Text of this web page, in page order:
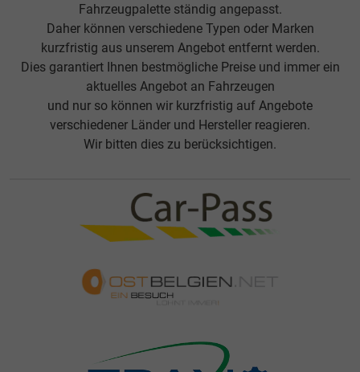
Fahrzeugpalette ständig angepasst.
Daher können verschiedene Typen oder Marken
kurzfristig aus unserem Angebot entfernt werden.
Dies garantiert Ihnen bestmögliche Preise und immer ein
aktuelles Angebot an Fahrzeugen
und nur so können wir kurzfristig auf Angebote
verschiedener Länder und Hersteller reagieren.
Wir bitten dies zu berücksichtigen.